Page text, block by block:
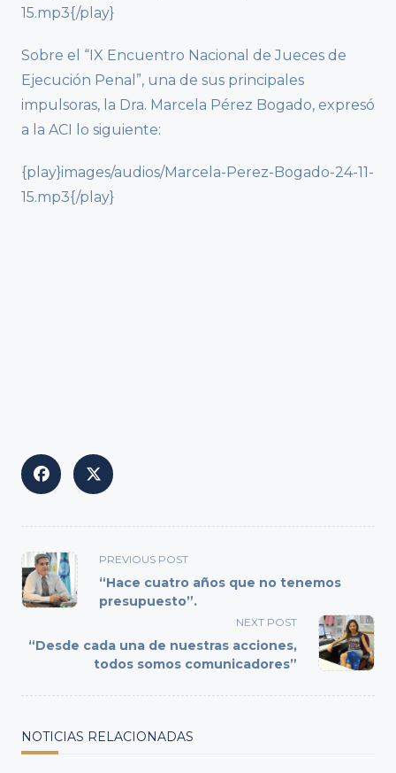
15.mp3{/play}
Sobre el “IX Encuentro Nacional de Jueces de
Ejecución Penal”, una de sus principales
impulsoras, la Dra. Marcela Pérez Bogado, expresó
a la ACI lo siguiente:
{play}images/audios/Marcela-Perez-Bogado-24-11-
15.mp3{/play}
<span
class="nav-
subtitle
reader-
text">Page</span>
PREVIOUS POST
“Hace cuatro años que no tenemos
presupuesto”.
NEXT POST
“Desde cada una de nuestras acciones,
todos somos comunicadores”
NOTICIAS RELACIONADAS